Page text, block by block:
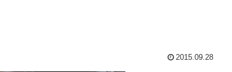
2015.09.28